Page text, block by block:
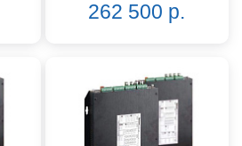
262 500 р.